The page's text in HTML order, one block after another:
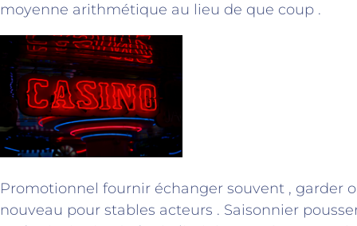
moyenne arithmétique au lieu de que coup .
Promotionnel fournir échanger souvent , garder
nouveau pour stables acteurs . Saisonnier